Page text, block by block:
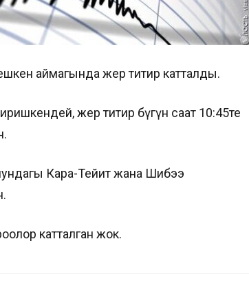
аймагында жер титирөө катталды.
жер титирөө бүгүн саат 10:45те
Кара-Тейит жана Шибээ
катталган жок.